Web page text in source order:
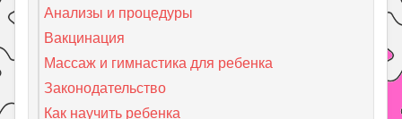
Анализы и процедуры
Вакцинация
Массаж и гимнастика для ребенка
Законодательство
Как научить ребенка